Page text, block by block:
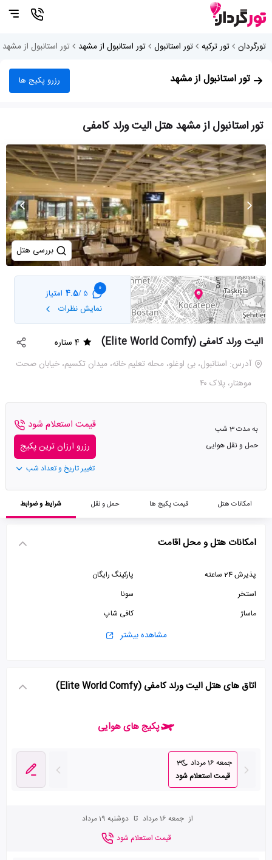
تورگردان تور ترکیه تور استانبول تور استانبول از مشهد تور استانبول از
تور استانبول از مشهد رزرو پکیج ها
تور استانبول از مشهد هتل الیت ورلد کامفی
بررسی هتل
0
5 /
4.5 امتیاز
نمایش نظرات
الیت ورلد کامفی (Elite World Comfy)
4 ستاره
آدرس: استانبول، بی اوغلو، محله تعلیم خانه، میدان تکسیم، خیابان صحت
موهتار، پلاک ۴۰
به مدت 3 شب
حمل و نقل هوایی
قیمت استعلام شود
رزرو ارزان ترین پکیج
تغییر تاریخ و تعداد شب
امکانات هتل قیمت پکیج ها حمل و نقل شرایط و ضوابط
امکانات هتل و محل اقامت
پذیرش 24 ساعته
پارکینگ رایگان
استخر
سونا
ماساژ
کافی شاپ
ترانسفر
مشاهده بیشتر
اتاق های هتل الیت ورلد کامفی (Elite World Comfy)
پکیج های هوایی
جمعه 16 مرداد
3
قیمت استعلام شود
از جمعه 16 مرداد تا دوشنبه 19 مرداد
قیمت استعلام شود